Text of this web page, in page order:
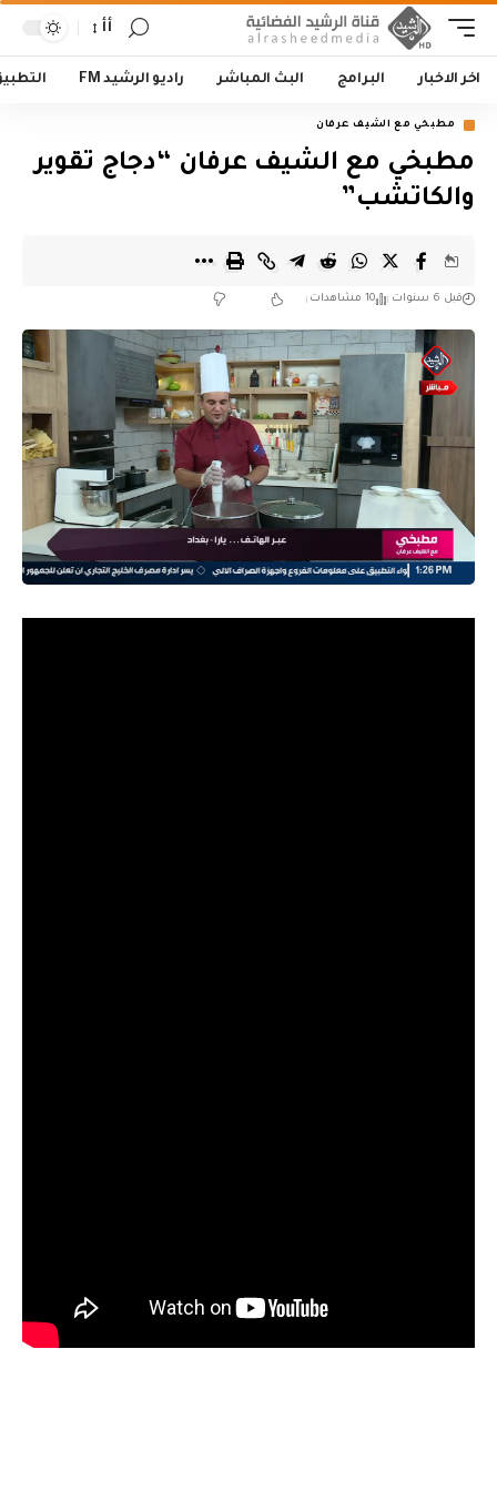
أأ
اخر الاخبار البرامج البث المباشر راديو الرشيد FM
مطبخي مع الشيف عرفان
مطبخي مع الشيف عرفان “دجاج تقوير
والكاتشب”
قبل 6 سنوات 10 مشاهدات